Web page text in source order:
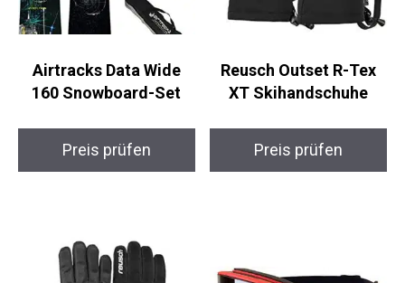
Airtracks Data Wide
160 Snowboard-Set
Preis prüfen
Reusch Outset R-Tex
XT Skihandschuhe
Preis prüfen